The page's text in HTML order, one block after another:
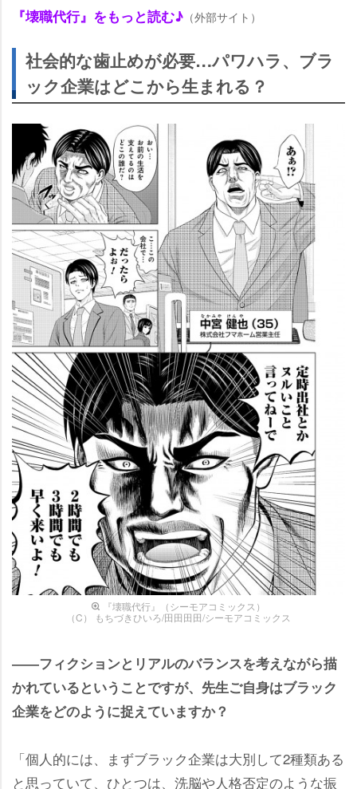
『壊職代行』をもっと読む♪ （外部サイト）
社会的な歯止めが必要…パワハラ、ブラ
ック企業はどこから生まれる？
『壊職代行』（シーモアコミックス）
（C） もちづきひいろ/田田田田/シーモアコミックス
――フィクションとリアルのバランスを考えながら描
かれているということですが、先生ご自身はブラック
企業をどのように捉えていますか？
「個人的には、まずブラック企業は大別して2種類ある
と思っていて、ひとつは、洗脳や人格否定のような振